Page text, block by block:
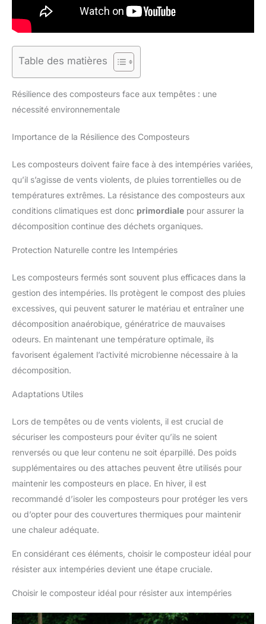
Table des matières
Résilience des composteurs face aux tempêtes : une
nécessité environnementale
Importance de la Résilience des Composteurs
Les composteurs doivent faire face à des intempéries variées,
qu’il s’agisse de vents violents, de pluies torrentielles ou de
températures extrêmes. La résistance des composteurs aux
conditions climatiques est donc primordiale pour assurer la
décomposition continue des déchets organiques.
Protection Naturelle contre les Intempéries
Les composteurs fermés sont souvent plus efficaces dans la
gestion des intempéries. Ils protègent le compost des pluies
excessives, qui peuvent saturer le matériau et entraîner une
décomposition anaérobique, génératrice de mauvaises
odeurs. En maintenant une température optimale, ils
favorisent également l’activité microbienne nécessaire à la
décomposition.
Adaptations Utiles
Lors de tempêtes ou de vents violents, il est crucial de
sécuriser les composteurs pour éviter qu’ils ne soient
renversés ou que leur contenu ne soit éparpillé. Des poids
supplémentaires ou des attaches peuvent être utilisés pour
maintenir les composteurs en place. En hiver, il est
recommandé d’isoler les composteurs pour protéger les vers
ou d’opter pour des couvertures thermiques pour maintenir
une chaleur adéquate.
En considérant ces éléments, choisir le composteur idéal pour
résister aux intempéries devient une étape cruciale.
Choisir le composteur idéal pour résister aux intempéries